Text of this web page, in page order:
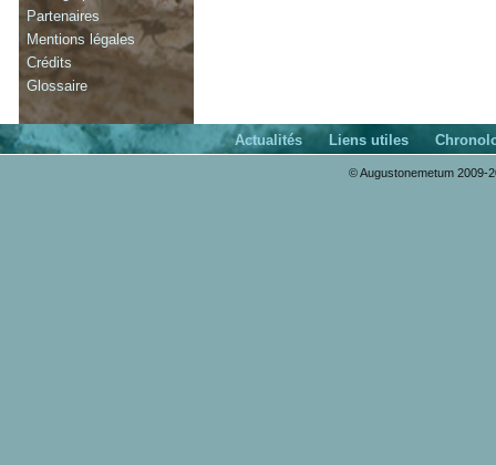
Partenaires
Mentions légales
Crédits
Glossaire
Actualités Liens utiles
© Augustonemetum 2009-